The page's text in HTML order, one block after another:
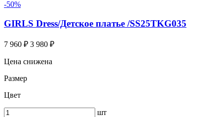
-50%
GIRLS Dress/Детское платье /SS25TKG035
7 960 ₽ 3 980 ₽
Цена снижена
Размер
Цвет
шт